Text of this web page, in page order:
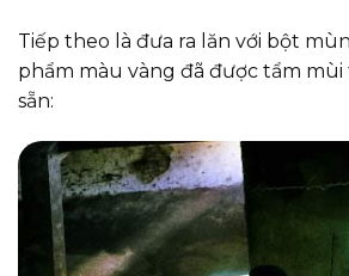
Tiếp theo là đưa ra lăn với bột
phẩm màu vàng đã được tẩm
sẵn: